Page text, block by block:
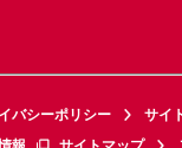
バシーポリシー
サイ